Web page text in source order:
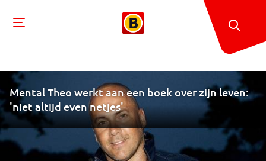
Mental Theo werkt aan een boek over zijn leven:
'niet altijd even netjes'